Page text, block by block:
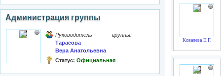
Администрация группы
Руководитель группы:
Тарасова
Вера Анатольевна
Статус: Официальная
Ковалева Е.Г.